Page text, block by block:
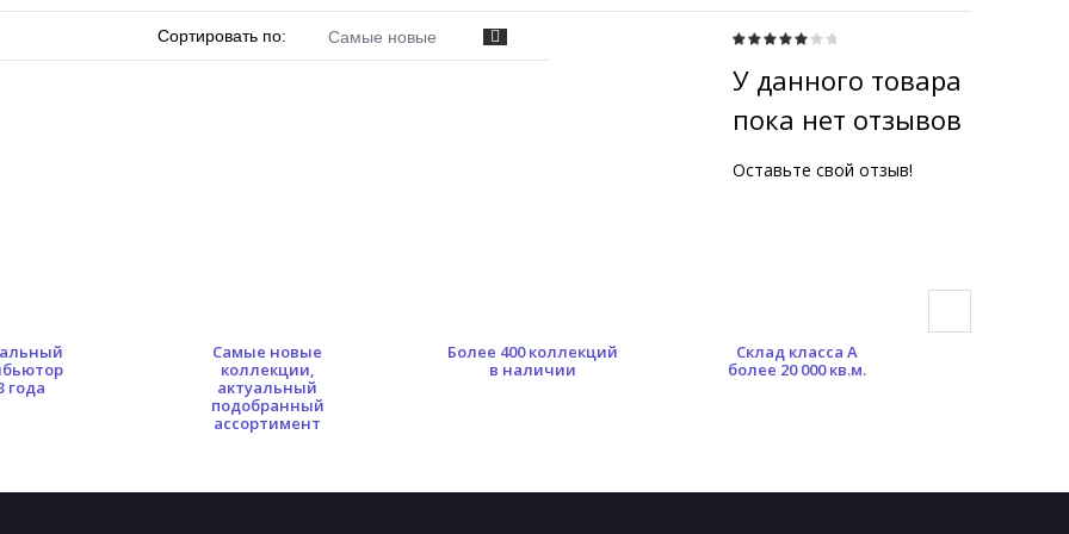
У данного товара
пока нет отзывов
Оставьте свой отзыв!
Сортировать по: Самые новые
года
Самые новые
коллекции,
актуальный
подобранный
ассортимент
Более 400 коллекций
в наличии
Склад класса А
более 20 000 кв.м.